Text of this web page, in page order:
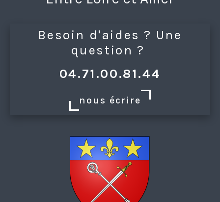
Besoin d'aides ? Une
question ?
04.71.00.81.44
nous écrire